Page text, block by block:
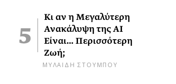
Κι αν η Μεγαλύτερη
Ανακάλυψη της AI
Είναι… Περισσότερη
Ζωή;
ΜΥΛΑΙΔΗ ΣΤΟΥΜΠΟΥ